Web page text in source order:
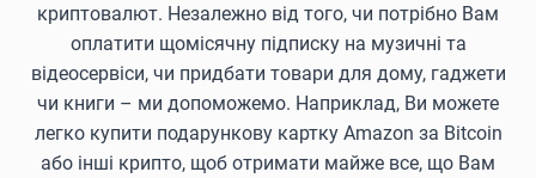
криптовалют. Незалежно від того, чи потрібно Вам
оплатити щомісячну підписку на музичні та
відеосервіси, чи придбати товари для дому, гаджети
чи книги – ми допоможемо. Наприклад, Ви можете
легко купити подарункову картку Amazon за Bitcoin
або інші крипто, щоб отримати майже все, що Вам